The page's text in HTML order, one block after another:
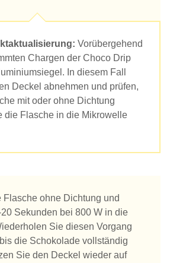
Vorübergehend
Chargen der Choco Drip
In diesem Fall
Deckel abnehmen und prüfen,
mit oder ohne Dichtung
die Flasche in die Mikrowelle
Flasche ohne Dichtung und
Sekunden bei 800 W in die
Sie diesen Vorgang
die Schokolade vollständig
Sie den Deckel wieder auf